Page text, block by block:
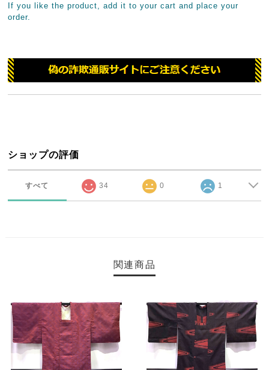
If you like the product, add it to your cart and place your
order.
ショップの評価
すべて 34 0 1
関連商品